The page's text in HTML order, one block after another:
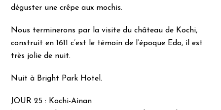
déguster une crêpe aux mochis.
Nous terminerons par la visite du château de Kochi,
construit en 1611 c’est le témoin de l’époque Edo, il est
très jolie de nuit.
Nuit à Bright Park Hotel.
JOUR 25 : Kochi-Ainan